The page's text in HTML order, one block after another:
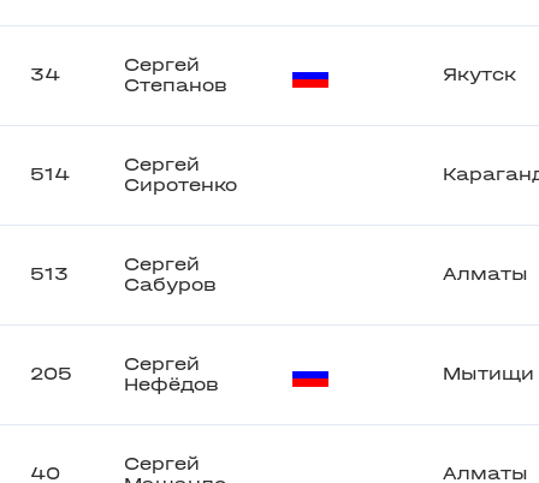
34
Сергей
Степанов
Якутск
514
Сергей
Сиротенко
513
Сергей
Сабуров
Алматы
205
Сергей
Нефёдов
Мытищи
40
Сергей
Алматы